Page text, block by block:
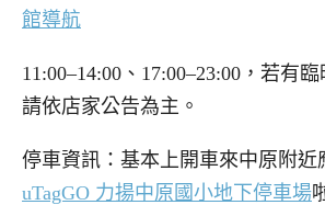
館導航
11:00–14:00、17:00–23:00，若有
請依店家公告為主。
停車資訊：基本上開車來中原附近
uTagGO 力揚中原國小地下停車場